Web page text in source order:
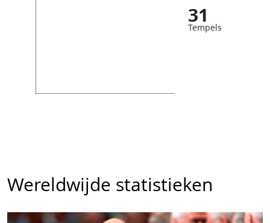
31
Tempels
Wereldwijde statistieken